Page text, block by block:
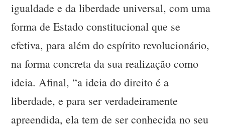
igualdade e da liberdade universal, com uma
forma de Estado constitucional que se
efetiva, para além do espírito revolucionário,
na forma concreta da sua realização como
ideia. Afinal, “a ideia do direito é a
liberdade, e para ser verdadeiramente
apreendida, ela tem de ser conhecida no seu